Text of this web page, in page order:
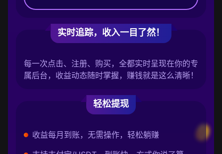
实时追踪，收入一目了然！
每一次点击、注册、购买，全都实时呈现在你的专
属后台，收益动态随时掌握，赚钱就是这么清晰！
轻松提现
收益每月到账，无需操作，轻松躺赚